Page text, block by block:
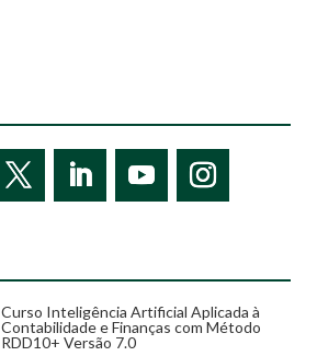
Curso Inteligência Artificial Aplicada à
Contabilidade e Finanças com Método
RDD10+ Versão 7.0